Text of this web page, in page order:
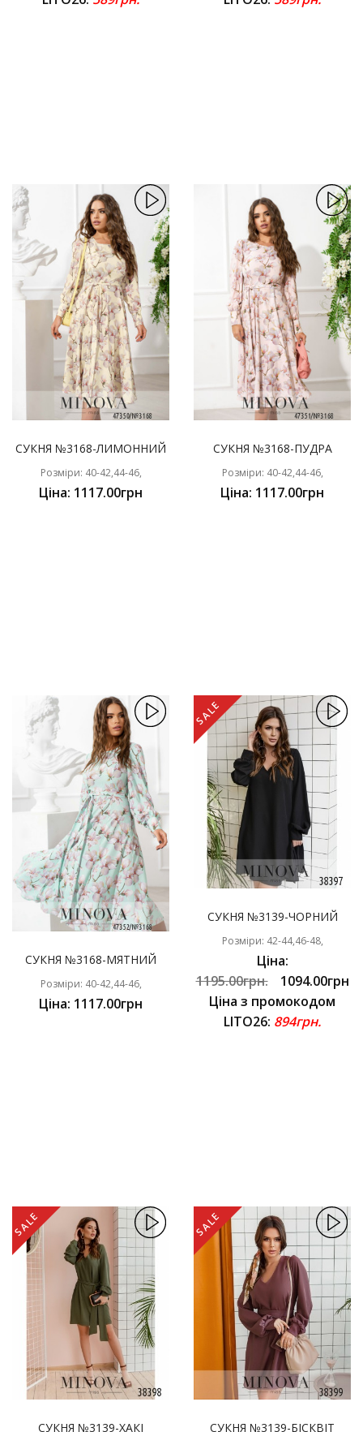
СУКНЯ №3168-ЛИМОННИЙ
Розміри: 40-42,44-46,
Ціна: 1117.00грн
СУКНЯ №3168-ПУДРА
Розміри: 40-42,44-46,
Ціна: 1117.00грн
СУКНЯ №3168-МЯТНИЙ
Розміри: 40-42,44-46,
Ціна: 1117.00грн
SALE
СУКНЯ №3139-ЧОРНИЙ
Розміри: 42-44,46-48,
Ціна:
1195.00грн.
1094.00грн
Ціна з промокодом
LITO26: 894грн.
SALE
СУКНЯ №3139-ХАКІ
SALE
СУКНЯ №3139-БІСКВІТ